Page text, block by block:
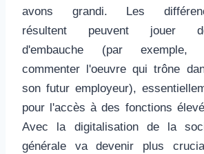
avons grandi. Les
résultent peuvent jouer
d'embauche (par exemple,
commenter l'oeuvre qui trône
son futur employeur),
pour l'accès à des fonctions
Avec la digitalisation de la
générale va devenir plus